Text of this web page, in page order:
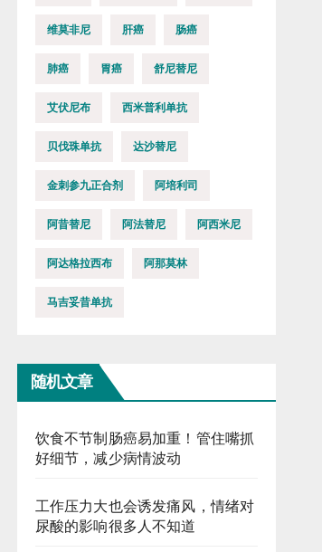
维莫非尼 肝癌 肠癌
肺癌 胃癌 舒尼替尼
艾伏尼布 西米普利单抗
贝伐珠单抗 达沙替尼
金刺参九正合剂 阿培利司
阿昔替尼 阿法替尼 阿西米尼
阿达格拉西布 阿那莫林
马吉妥昔单抗
随机文章
饮食不节制肠癌易加重！管住嘴抓
好细节，减少病情波动
工作压力大也会诱发痛风，情绪对
尿酸的影响很多人不知道